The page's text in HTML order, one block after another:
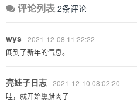
评论列表 2条评论
wys 2021-12-08 11:22:22
闻到了新年的气息。
亮娃子日志 2021-12-10 08:02:20
哇，就开始熏腊肉了